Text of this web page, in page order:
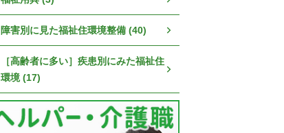
障害別に見た福祉住環境整備 (40)
［高齢者に多い］疾患別にみた福祉住
環境 (17)